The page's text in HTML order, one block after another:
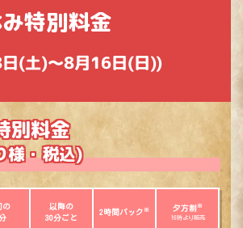
特別料金
(土)～8月16日(日))
別料金
様・税込)
の
以降の
30分ごと
2時間パック※ 夕方割 ※
16時より販売